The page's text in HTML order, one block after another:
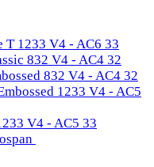
T 1233 V4 - AC6 33
832 V4 - AC4 32
832 V4 - AC4 32
1233 V4 - AC5
V4 - AC5 33